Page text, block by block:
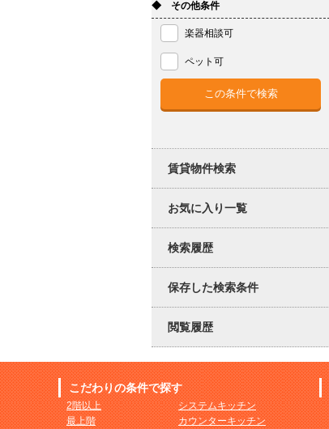
◆ その他条件
楽器相談可
ペット可
賃貸物件検索
お気に入り一覧
検索履歴
保存した検索条件
閲覧履歴
こだわりの条件で探す
2階以上
最上階
システムキッチン
カウンターキッチン